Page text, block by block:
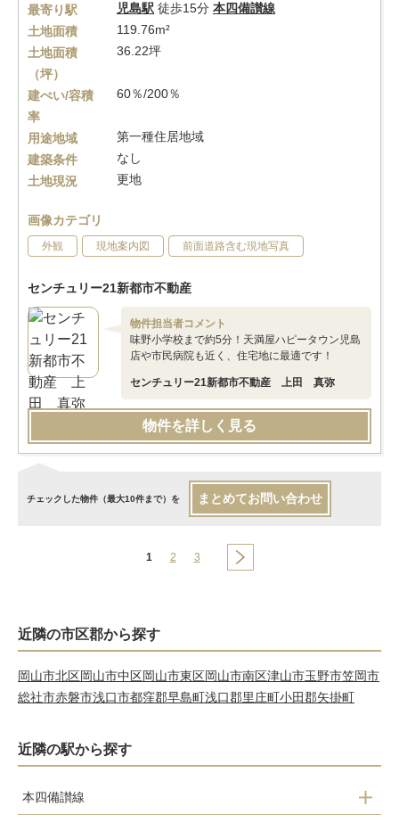
最寄り駅
児島駅 徒歩15分 本四備讃線
土地面積
119.76m²
土地面積
（坪）
36.22坪
建ぺい/容積
率
60％/200％
用途地域
第一種住居地域
建築条件
なし
土地現況
更地
画像カテゴリ
外観 現地案内図 前面道路含む現地写真
センチュリー21新都市不動産
物件担当者コメント
味野小学校まで約5分！天満屋ハピータウン児島
店や市民病院も近く、住宅地に最適です！
センチュリー21新都市不動産 上田 真弥
物件を詳しく見る
チェックした物件（最大10件まで）を まとめてお問い合わせ
1 2 3
近隣の市区郡から探す
岡山市北区岡山市中区岡山市東区岡山市南区津山市玉野市笠岡市
総社市赤磐市浅口市都窪郡早島町浅口郡里庄町小田郡矢掛町
近隣の駅から探す
本四備讃線